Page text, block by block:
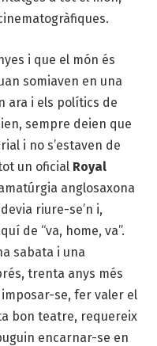
i que el món és
somiaven en una
ara i els polítics de
sempre deien que
i no s’estaven de
un oficial Royal
anglosaxona
riure-se’n i,
de “va, home, va”.
sabata i una
trenta anys més
se, fer valer el
bon teatre, requereix
encarnar-se en